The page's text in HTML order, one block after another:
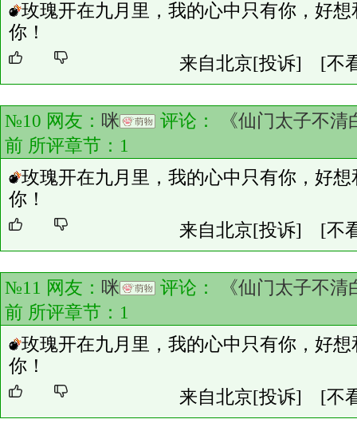
玫瑰开在九月里，我的心中只有你，好
你！
来自北京[投诉] [不
№10 网友： 咪 评论：
《仙门太子不清
前 所评章节： 1
玫瑰开在九月里，我的心中只有你，好
你！
来自北京[投诉] [不
№11 网友： 咪 评论：
《仙门太子不清
前 所评章节： 1
玫瑰开在九月里，我的心中只有你，好
你！
来自北京[投诉] [不